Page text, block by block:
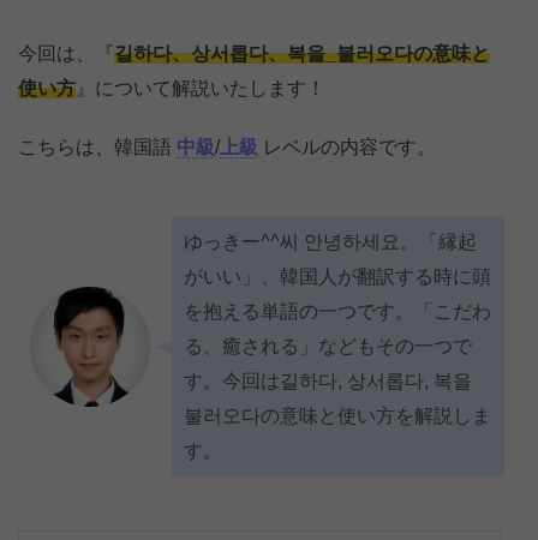
今回は、『길하다、상서롭다、복을_불러오다の意味と
使い方 』について解説いたします！
こちらは、韓国語 中級/ 上級 レベルの内容です。
ゆっきー^^씨 안녕하세요。「縁起
がいい」、韓国人が翻訳する時に頭
を抱える単語の一つです。「こだわ
る、癒される」などもその一つで
す。今回は길하다, 상서롭다, 복을
불러오다の意味と使い方を解説しま
す。